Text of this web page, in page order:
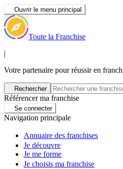
Ouvrir le menu principal
Toute la Franchise
|
Votre partenaire pour réussir en
Rechercher
Référencer ma franchise
Se connecter
Navigation principale
Annuaire des franchises
Je découvre
Je me forme
Je choisis ma franchise